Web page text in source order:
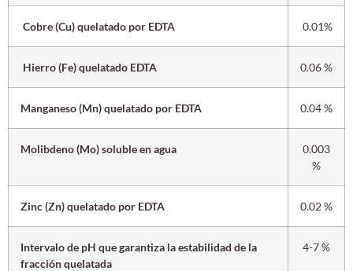
Cobre (Cu) quelatado por EDTA 0.01%
Hierro (Fe) quelatado EDTA 0.06 %
Manganeso (Mn) quelatado por EDTA 0.04 %
Molibdeno (Mo) soluble en agua
0.003
%
Zinc (Zn) quelatado por EDTA 0.02 %
Intervalo de pH que garantiza la estabilidad de la
fracción quelatada
4-7 %